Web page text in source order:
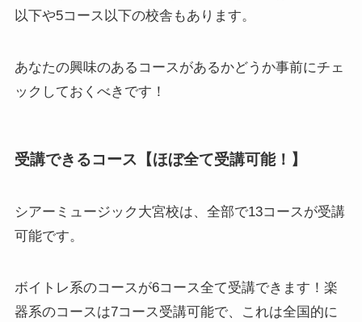
以下や5コース以下の校舎もあります。
あなたの興味のあるコースがあるかどうか事前にチェ
ックしておくべきです！
受講できるコース【ほぼ全て受講可能！】
シアーミュージック大宮校は、全部で13コースが受講
可能です。
ボイトレ系のコースが6コース全て受講できます！楽
器系のコースは7コース受講可能で、これは全国的に